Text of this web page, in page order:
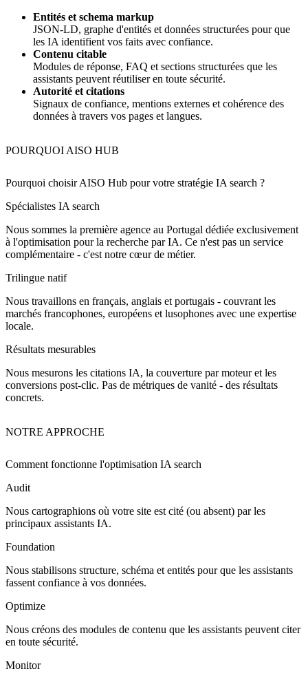
Entités et schema markup
JSON-LD, graphe d'entités et données structurées pour que
les IA identifient vos faits avec confiance.
Contenu citable
Modules de réponse, FAQ et sections structurées que les
assistants peuvent réutiliser en toute sécurité.
Autorité et citations
Signaux de confiance, mentions externes et cohérence des
données à travers vos pages et langues.
POURQUOI AISO HUB
Pourquoi choisir AISO Hub pour votre stratégie IA search ?
Spécialistes IA search
Nous sommes la première agence au Portugal dédiée exclusivement
à l'optimisation pour la recherche par IA. Ce n'est pas un service
complémentaire - c'est notre cœur de métier.
Trilingue natif
Nous travaillons en français, anglais et portugais - couvrant les
marchés francophones, européens et lusophones avec une expertise
locale.
Résultats mesurables
Nous mesurons les citations IA, la couverture par moteur et les
conversions post-clic. Pas de métriques de vanité - des résultats
concrets.
NOTRE APPROCHE
Comment fonctionne l'optimisation IA search
Audit
Nous cartographions où votre site est cité (ou absent) par les
principaux assistants IA.
Foundation
Nous stabilisons structure, schéma et entités pour que les assistants
fassent confiance à vos données.
Optimize
Nous créons des modules de contenu que les assistants peuvent citer
en toute sécurité.
Monitor